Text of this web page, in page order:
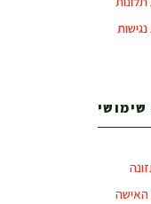
שימושי
האישה